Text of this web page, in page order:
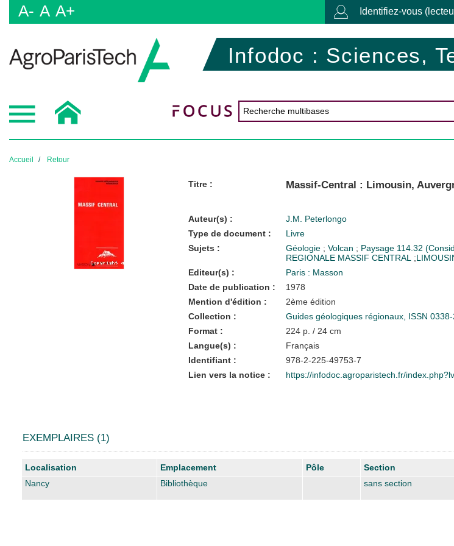
A- A A+ Identifiez-vous
Infodoc : Sciences,
Accueil Retour
Titre : Massif-Central : Limousin,
Auteur(s) :
J.M. Peterlongo
Type de document :
Livre
Sujets :
Géologie ; Volcan ; Paysage 114.32
REGIONALE MASSIF CENTRAL ;
Editeur(s) :
Paris : Masson
Date de publication :
1978
Mention d'édition :
2ème édition
Collection :
Guides géologiques régionaux, ISSN
Format :
224 p. / 24 cm
Langue(s) :
Français
Identifiant :
978-2-225-49753-7
Lien vers la notice :
https://infodoc.agroparistech.fr/
EXEMPLAIRES (1)
Liste des exemplaires
Localisation Emplacement Pôle Section
Nancy
Bibliothèque sans section